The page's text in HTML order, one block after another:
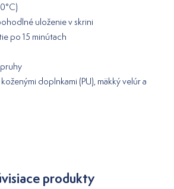
uloženie v skrini
po 15 minútach
doplnkami (PU), mäkký velúr a
produkty